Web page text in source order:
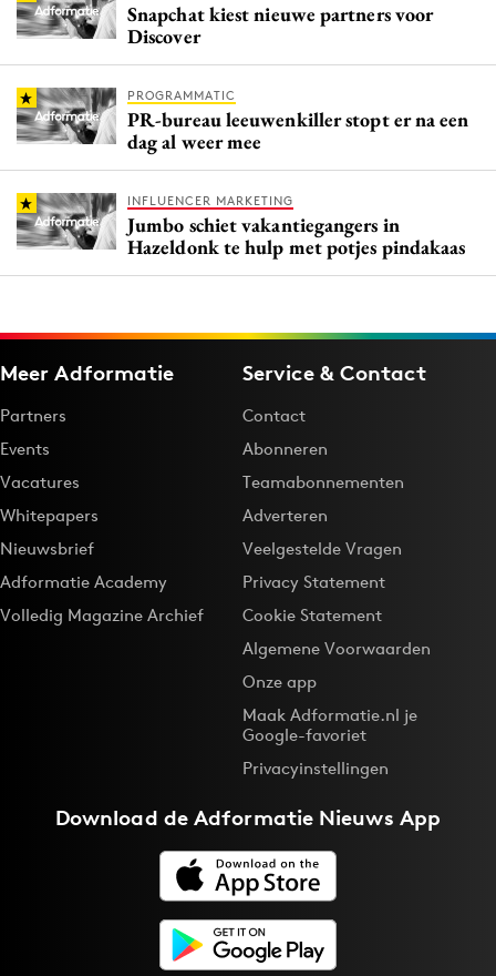
Snapchat kiest nieuwe partners voor
Discover
PROGRAMMATIC
PR-bureau leeuwenkiller stopt er na een
dag al weer mee
INFLUENCER MARKETING
Jumbo schiet vakantiegangers in
Hazeldonk te hulp met potjes pindakaas
Meer Adformatie
Partners
Events
Vacatures
Whitepapers
Nieuwsbrief
Adformatie Academy
Volledig Magazine Archief
Service & Contact
Contact
Abonneren
Teamabonnementen
Adverteren
Veelgestelde Vragen
Privacy Statement
Cookie Statement
Algemene Voorwaarden
Onze app
Maak Adformatie.nl je
Google-favoriet
Privacyinstellingen
Download deAdformatie Nieuws App